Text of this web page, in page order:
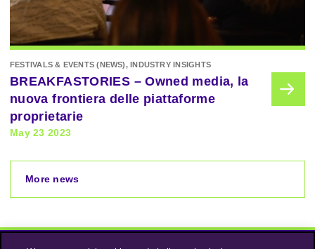
FESTIVALS & EVENTS (NEWS), INDUSTRY INSIGHTS
BREAKFASTORIES – Owned media, la
nuova frontiera delle piattaforme
proprietarie
May 23 2023
More news